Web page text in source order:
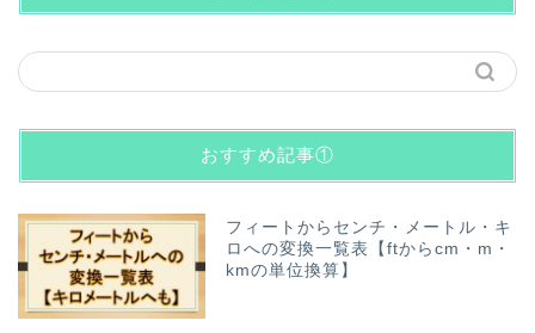
おすすめ記事①
フィートからセンチ・メートル・キ
ロへの変換一覧表【ftからcm・m・
kmの単位換算】